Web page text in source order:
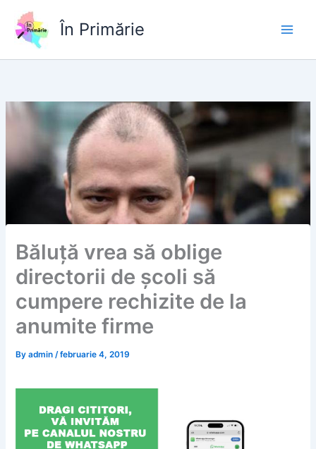
content
În Primărie
Băluță vrea să oblige
directorii de școli să
cumpere rechizite de la
anumite firme
Byadmin/februarie 4, 2019